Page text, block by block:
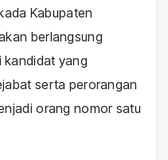
Kabupaten
berlangsung
kandidat yang
serta perorangan
orang nomor satu